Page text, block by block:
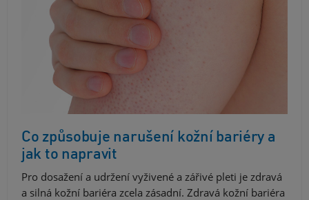
Co způsobuje narušení kožní bariéry a
jak to napravit
Pro dosažení a udržení vyživené a zářivé pleti je zdravá
a silná kožní bariéra zcela zásadní. Zdravá kožní bariéra